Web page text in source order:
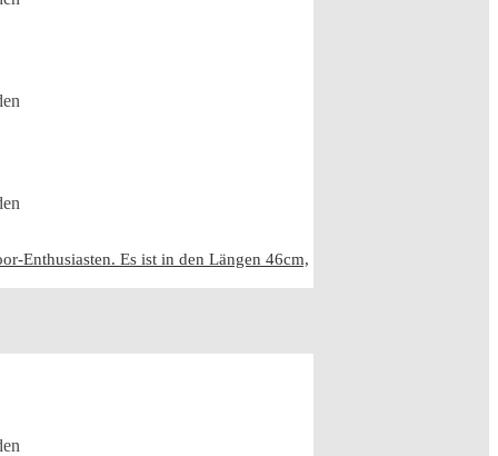
Enthusiasten. Es ist in den Längen 46cm,